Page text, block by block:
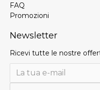
FAQ
Promozioni
Newsletter
Ricevi tutte le nostre